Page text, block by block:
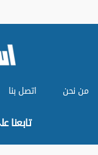
من نحن اتصل بنا
تابعنا